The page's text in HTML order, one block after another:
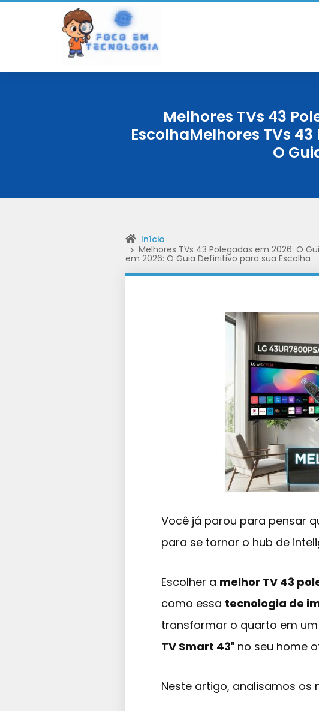
Melhores TVs 43
EscolhaMelhores TVs
O
Início
Melhores TVs 43 Polegadas em 2026: O
em 2026: O Guia Definitivo para sua Escolha
Você já parou para pensar
para se tornar o hub de
Escolher a melhor TV 43
como essa tecnologia de
transformar o quarto em
TV Smart 43″ no seu home
Neste artigo, analisamos